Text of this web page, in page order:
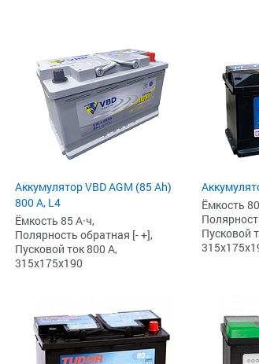
Аккумулятор VBD AGM (85 Ah)
800 А, L4
Ёмкость 85 А·ч,
Полярность обратная [- +],
Пусковой ток 800 А,
315x175x190
Ёмкость
Пусковой